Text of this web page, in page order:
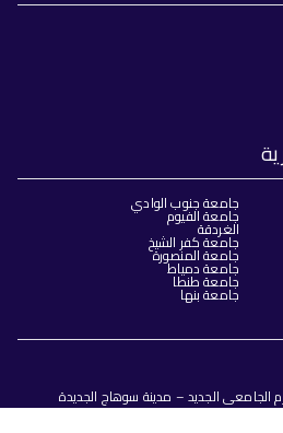
جامعة جنوب الوادي
جامعة الفيوم
الغردقة
جامعة كفر الشيخ
جامعة المنصورة
جامعة دمياط
جامعة طنطا
جامعة بنها
الجامعى الجديد – مدينة سوهاج الجديدة